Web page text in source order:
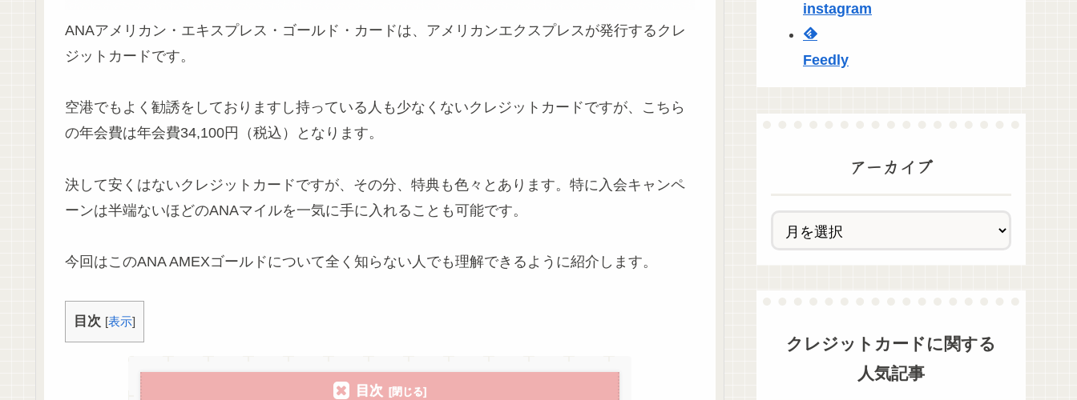
ANAアメリカン・エキスプレス・ゴールド・カードは、アメリカンエクスプレスが発行するクレ
ジットカードです。
空港でもよく勧誘をしておりますし持っている人も少なくないクレジットカードですが、こちら
の年会費は年会費34,100円（税込）となります。
決して安くはないクレジットカードですが、その分、特典も色々とあります。特に入会キャンペ
ーンは半端ないほどのANAマイルを一気に手に入れることも可能です。
今回はこのANA AMEXゴールドについて全く知らない人でも理解できるように紹介します。
目次 [表示]
目次
instagram
Feedly
アーカイブ
クレジットカード に関する
人気記事